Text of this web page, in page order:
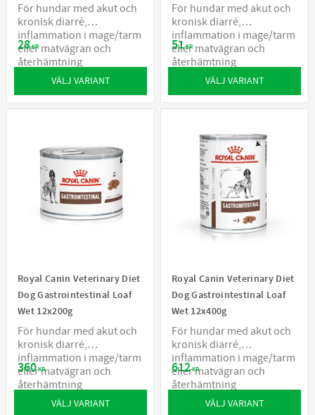
För hundar med akut och
kronisk diarré,
inflammation i mage/tarm
eller matvägran och
återhämtning
28KR
VÄLJ VARIANT
För hundar med akut och
kronisk diarré,
inflammation i mage/tarm
eller matvägran och
återhämtning
51KR
VÄLJ VARIANT
Royal Canin Veterinary Diet
Dog Gastrointestinal Loaf
Wet 12x200g
För hundar med akut och
kronisk diarré,
inflammation i mage/tarm
eller matvägran och
återhämtning
360KR
VÄLJ VARIANT
Royal Canin Veterinary Diet
Dog Gastrointestinal Loaf
Wet 12x400g
För hundar med akut och
kronisk diarré,
inflammation i mage/tarm
eller matvägran och
återhämtning
612KR
VÄLJ VARIANT